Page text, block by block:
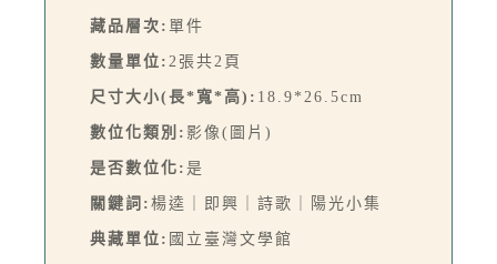
藏品層次: 單件
數量單位: 2張共2頁
尺寸大小(長*寬*高): 18.9*26.5cm
數位化類別: 影像(圖片)
是否數位化: 是
關鍵詞: 楊逵｜即興｜詩歌｜陽光小集
典藏單位: 國立臺灣文學館